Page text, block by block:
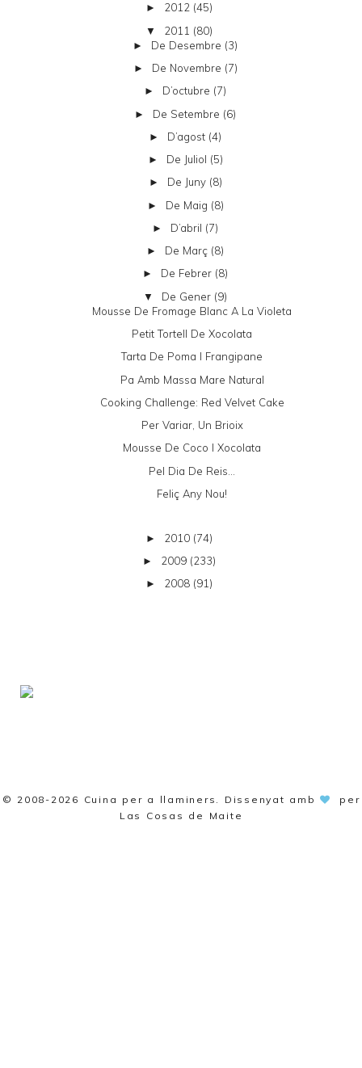
► 2012 (45)
▼ 2011 (80)
► De Desembre (3)
► De Novembre (7)
► D’octubre (7)
► De Setembre (6)
► D’agost (4)
► De Juliol (5)
► De Juny (8)
► De Maig (8)
► D’abril (7)
► De Març (8)
► De Febrer (8)
▼ De Gener (9)
Mousse De Fromage Blanc A La Violeta
Petit Tortell De Xocolata
Tarta De Poma I Frangipane
Pa Amb Massa Mare Natural
Cooking Challenge: Red Velvet Cake
Per Variar, Un Brioix
Mousse De Coco I Xocolata
Pel Dia De Reis...
Feliç Any Nou!
► 2010 (74)
► 2009 (233)
► 2008 (91)
© 2008-2026 Cuina per a llaminers . Dissenyat amb
per
Las Cosas de Maite